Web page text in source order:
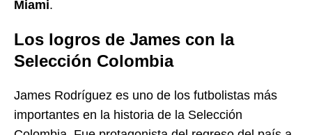
Miami.
Los logros de James con la
Selección Colombia
James Rodríguez es uno de los futbolistas más
importantes en la historia de la Selección